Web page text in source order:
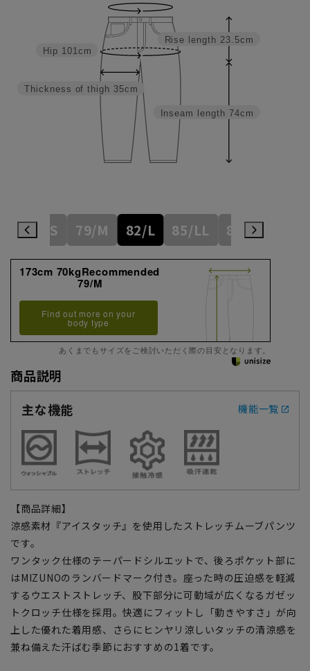
Inseam length 74cm
Rise length 23.5cm
Thickness of thigh 35cm
Hip 101cm
76/S 79/M 82/L 85/LL 88/3L
173cm 70kgRecommended
79/M
Find out more on your
body type
あくまでもサイズをご検討いただく際の目安となります。
商品説明
主な機能
機能一覧
【商品詳細】
涼感素材『アイスタッチ』を使用したストレッチムーブパンツ
です。
ワンタック仕様のテーパードシルエットで、後ろポケット部に
はMIZUNOのランバードマーク付き。座った時の圧迫感を軽減
するウエストストレッチ、股下部分に可動域が広くなるガゼッ
トクロッチ仕様を採用。快適にフィットし「動きやすさ」が向
上した優れた着用感、さらにヒンヤリ涼しいタッチの清涼感を
兼ね備えた汗ばむ季節におすすめの1着です。